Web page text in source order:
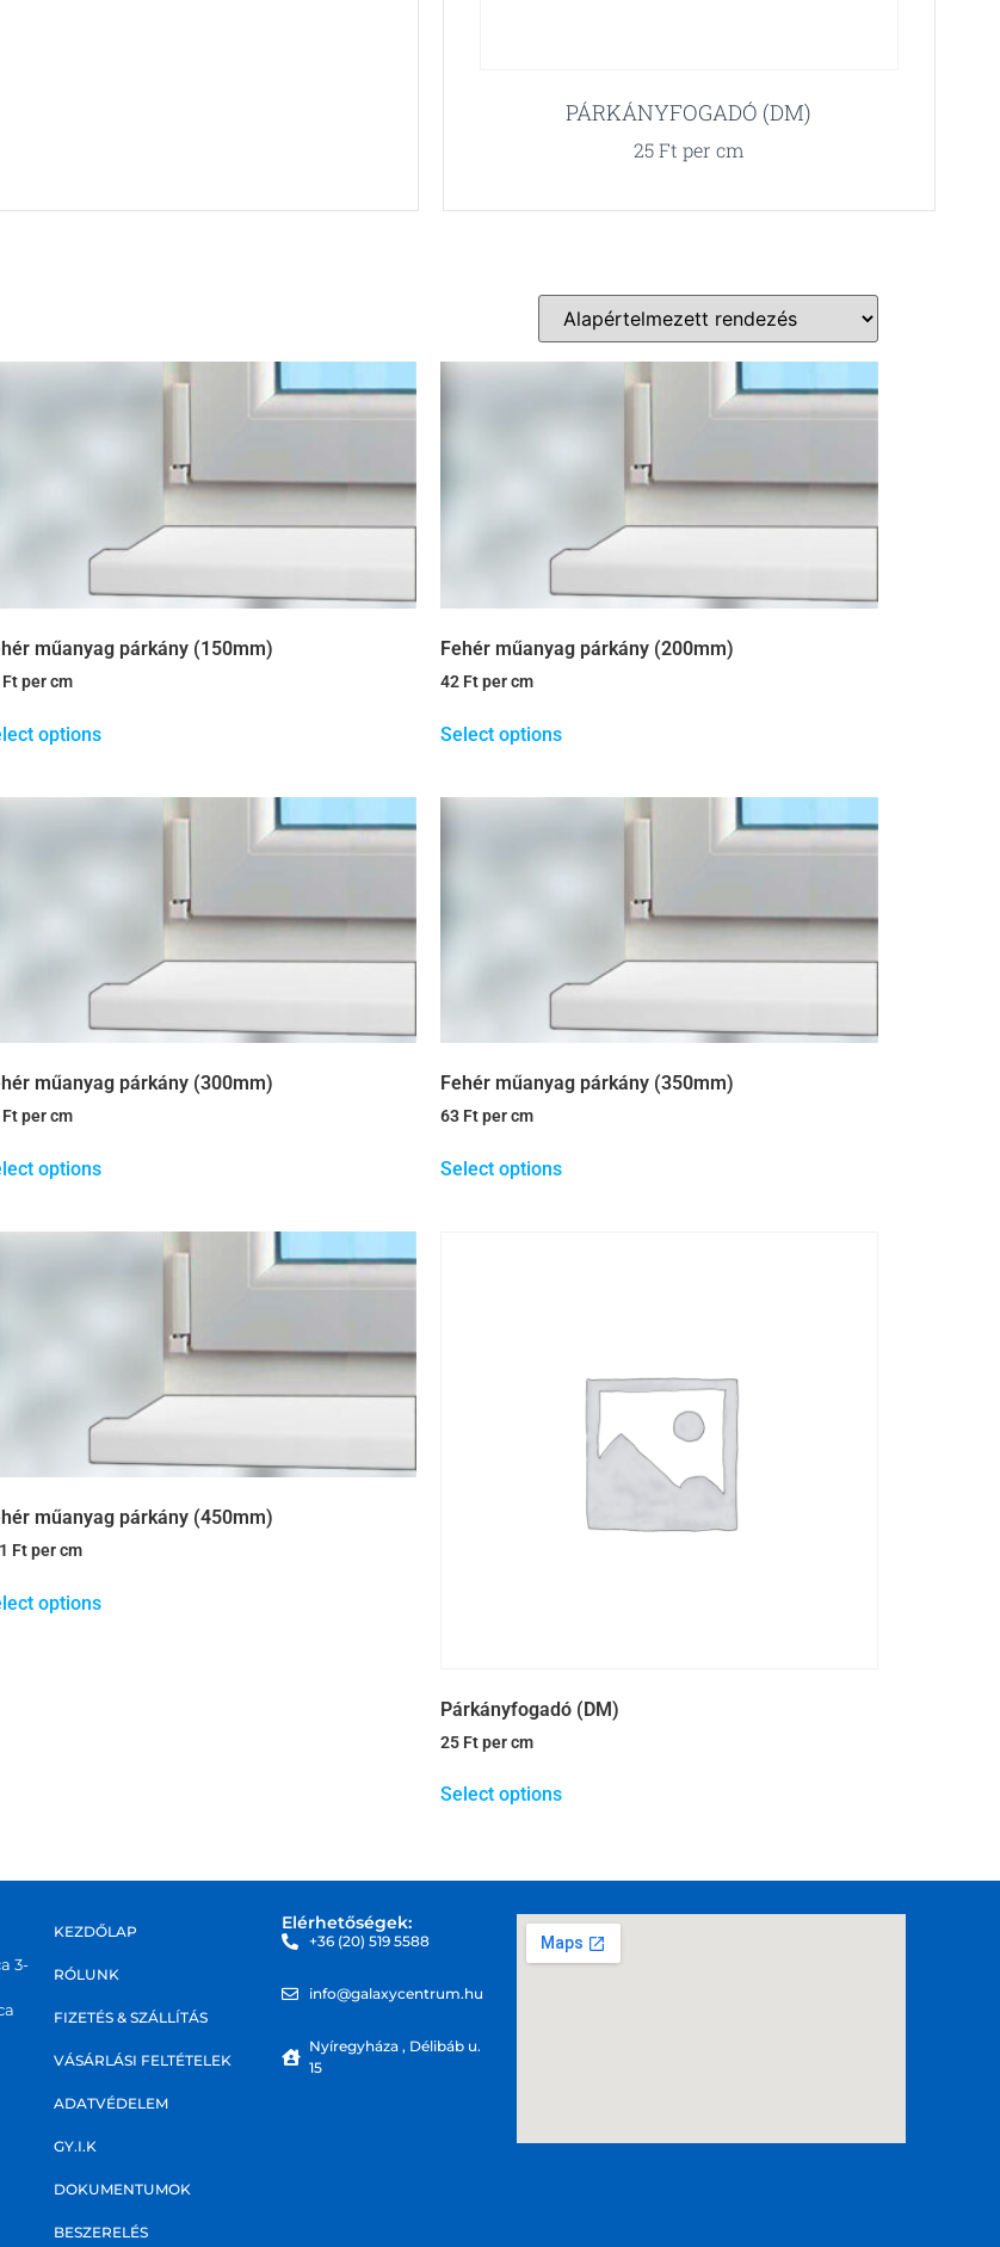
PÁRKÁNYFOGADÓ (DM)
25Ft per cm
műanyag párkány (150mm)
Ftper cm
options
Fehér műanyag párkány (200mm)
42 Ftper cm
Select options
műanyag párkány (300mm)
Ftper cm
options
Fehér műanyag párkány (350mm)
63 Ftper cm
Select options
műanyag párkány (450mm)
Ftper cm
options
Párkányfogadó (DM)
25 Ftper cm
Select options
3-
KEZDŐLAP
RÓLUNK
FIZETÉS & SZÁLLÍTÁS
VÁSÁRLÁSI FELTÉTELEK
ADATVÉDELEM
GY.I.K
DOKUMENTUMOK
BESZERELÉS
Elérhetőségek:
+36 (20) 519 5588
info@galaxycentrum.hu
Nyíregyháza , Délibáb u.
15